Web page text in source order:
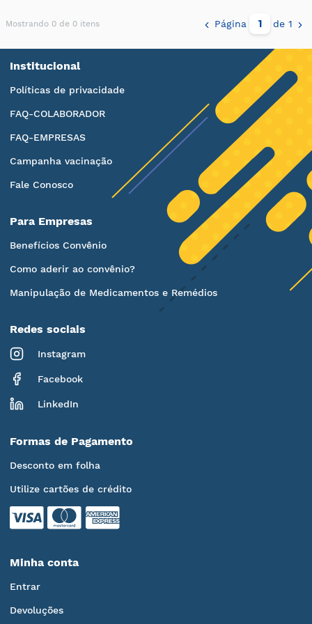
Mostrando 0 de 0 itens Página de 1
Institucional
Políticas de privacidade
FAQ-COLABORADOR
FAQ-EMPRESAS
Campanha vacinação
Fale Conosco
Para Empresas
Benefícios Convênio
Como aderir ao convênio?
Manipulação de Medicamentos e Remédios
Redes sociais
Instagram
Facebook
LinkedIn
Formas de Pagamento
Desconto em folha
Utilize cartões de crédito
Minha conta
Entrar
Devoluções